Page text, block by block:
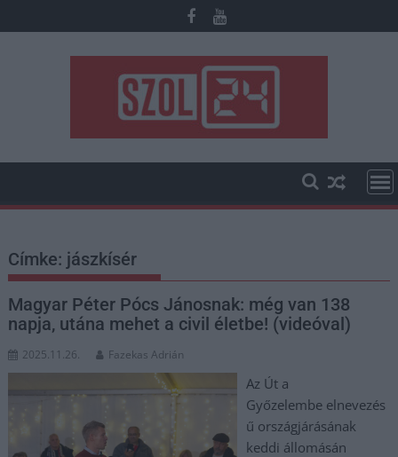
to
Címke: jászkísér
Magyar Péter Pócs Jánosnak: még van 138
napja, utána mehet a civil életbe! (videóval)
2025.11.26. Fazekas Adrián
Az Út a
Győzelembe elnevezés
ű országjárásának
keddi állomásán